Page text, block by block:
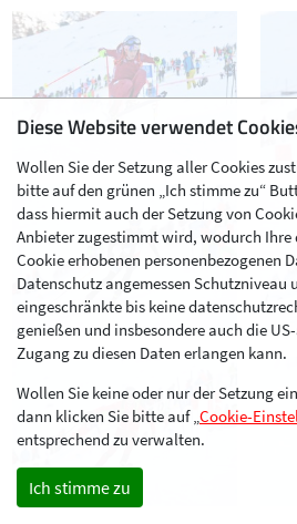
Diese Website verwendet
Wollen Sie der Setzung aller Cookies
bitte auf den grünen „Ich stimme zu“
dass hiermit auch der Setzung von
Anbieter zugestimmt wird, wodurch Ihre
Cookie erhobenen personenbezogenen
Datenschutz angemessen Schutzniveau
eingeschränkte bis keine
genießen und insbesondere auch die
Zugang zu diesen Daten erlangen kann.
Wollen Sie keine oder nur der Setzung
dann klicken Sie bitte auf „Cookie-
entsprechend zu verwalten.
Ich stimme zu